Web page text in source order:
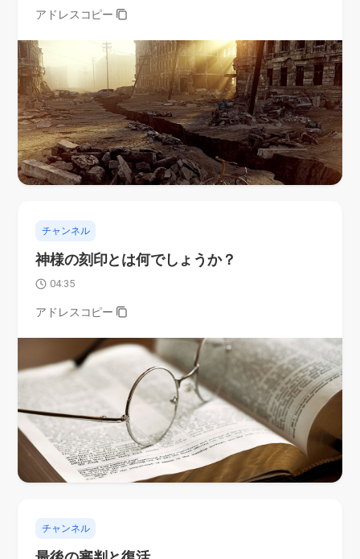
アドレスコピー
チャンネル
神様の刻印とは何でしょうか？
04:35
アドレスコピー
チャンネル